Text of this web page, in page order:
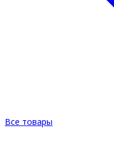
Все товары